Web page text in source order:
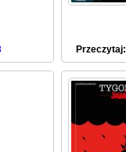
Przeczytaj: